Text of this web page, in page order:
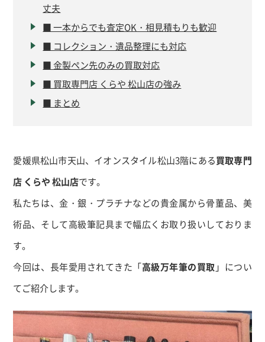
丈夫
■ 一本からでも査定OK・相見積もりも歓迎
■ コレクション・遺品整理にも対応
■ 金製ペン先のみの買取対応
■ 買取専門店 くらや 松山店の強み
■ まとめ
愛媛県松山市天山、イオンスタイル松山3階にある買取専門
店 くらや 松山店です。
私たちは、金・銀・プラチナなどの貴金属から骨董品、美
術品、そして高級筆記具まで幅広くお取り扱いしておりま
す。
今回は、長年愛用されてきた「高級万年筆の買取 」につい
てご紹介します。